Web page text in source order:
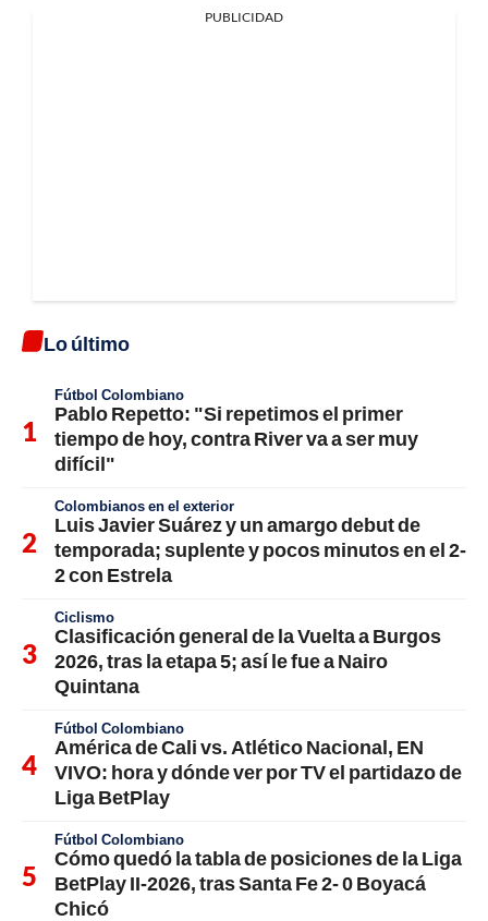
PUBLICIDAD
Lo último
Fútbol Colombiano
Pablo Repetto: "Si repetimos el primer
tiempo de hoy, contra River va a ser muy
difícil"
Colombianos en el exterior
Luis Javier Suárez y un amargo debut de
temporada; suplente y pocos minutos en el 2-
2 con Estrela
Ciclismo
Clasificación general de la Vuelta a Burgos
2026, tras la etapa 5; así le fue a Nairo
Quintana
Fútbol Colombiano
América de Cali vs. Atlético Nacional, EN
VIVO: hora y dónde ver por TV el partidazo de
Liga BetPlay
Fútbol Colombiano
Cómo quedó la tabla de posiciones de la Liga
BetPlay II-2026, tras Santa Fe 2- 0 Boyacá
Chicó